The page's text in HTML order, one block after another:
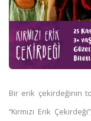
Bir erik çekirdeğinin
“Kırmızı Erik